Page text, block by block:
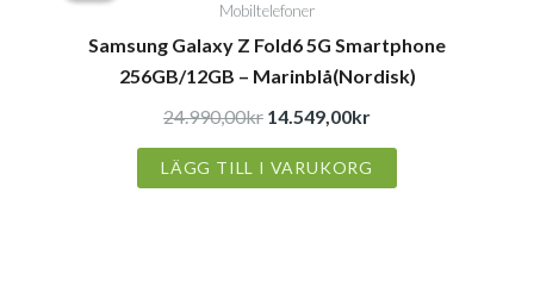
Mobiltelefoner
Samsung Galaxy Z Fold6 5G Smartphone
256GB/12GB – Marinblå(Nordisk)
24.990,00kr
priset
var:
24.990,00kr.
14.549,00kr
är:
14.549,00kr.
LÄGG TILL I VARUKORG